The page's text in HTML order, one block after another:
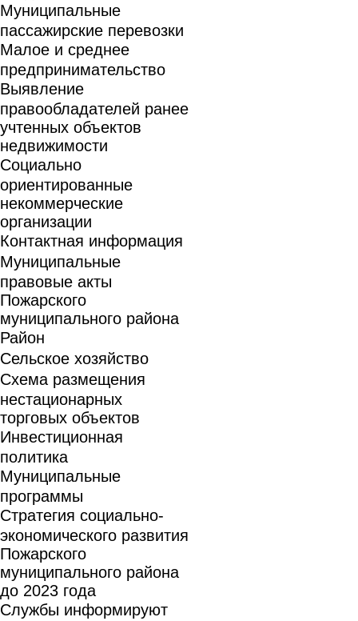
Муниципальные
пассажирские перевозки
Малое и среднее
предпринимательство
Выявление
правообладателей ранее
учтенных объектов
недвижимости
Социально
ориентированные
некоммерческие
организации
Контактная информация
Муниципальные
правовые акты
Пожарского
муниципального района
Район
Сельское хозяйство
Схема размещения
нестационарных
торговых объектов
Инвестиционная
политика
Муниципальные
программы
Стратегия социально-
экономического развития
Пожарского
муниципального района
до 2023 года
Службы информируют